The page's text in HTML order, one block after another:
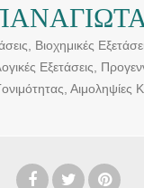
Βιοχημικές
Εξετάσεις,
Αιμοληψίες